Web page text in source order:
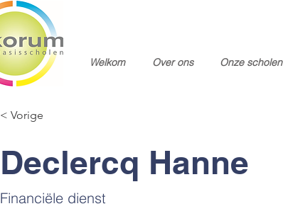
Welkom Over ons Onze scholen
< Vorige
Declercq Hanne
Financiële dienst